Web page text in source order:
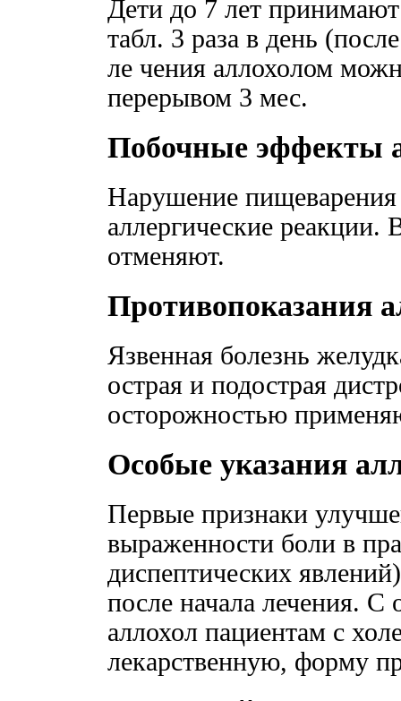
Дети до 7 лет
табл. 3 раза в день
ле чения аллохолом
перерывом 3 мес.
Побочные эффекты
Нарушение пищеварения
аллергические peaкции.
отменяют.
Противопоказания
Язвенная болезнь
острая и подострая
осторожностью
Особые указания
Первые признаки
выраженности боли в
диспептических
после начала лечения. С
аллохол пациентам с
лекарственную, форму